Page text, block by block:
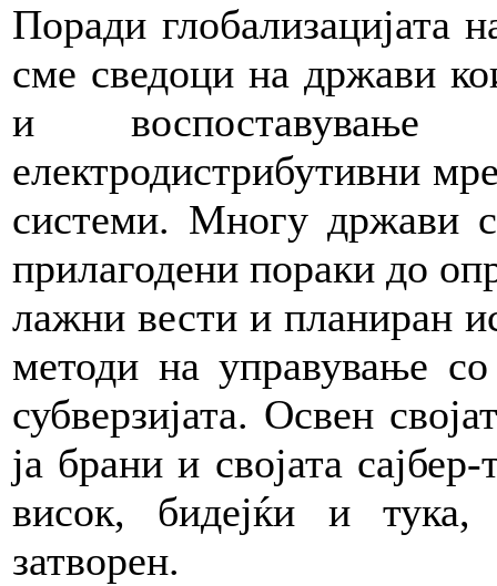
Поради глобализацијата
сме сведоци на држави
и
електродистрибутивни
системи. Многу држави
прилагодени пораки до
лажни вести и планиран
методи на управување
субверзијата. Освен
ја брани и својата
висок, бидејќи и
затворен.